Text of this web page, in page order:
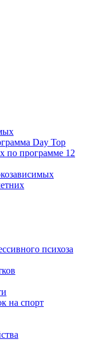
Day Top
по программе 12
психоза
на спорт